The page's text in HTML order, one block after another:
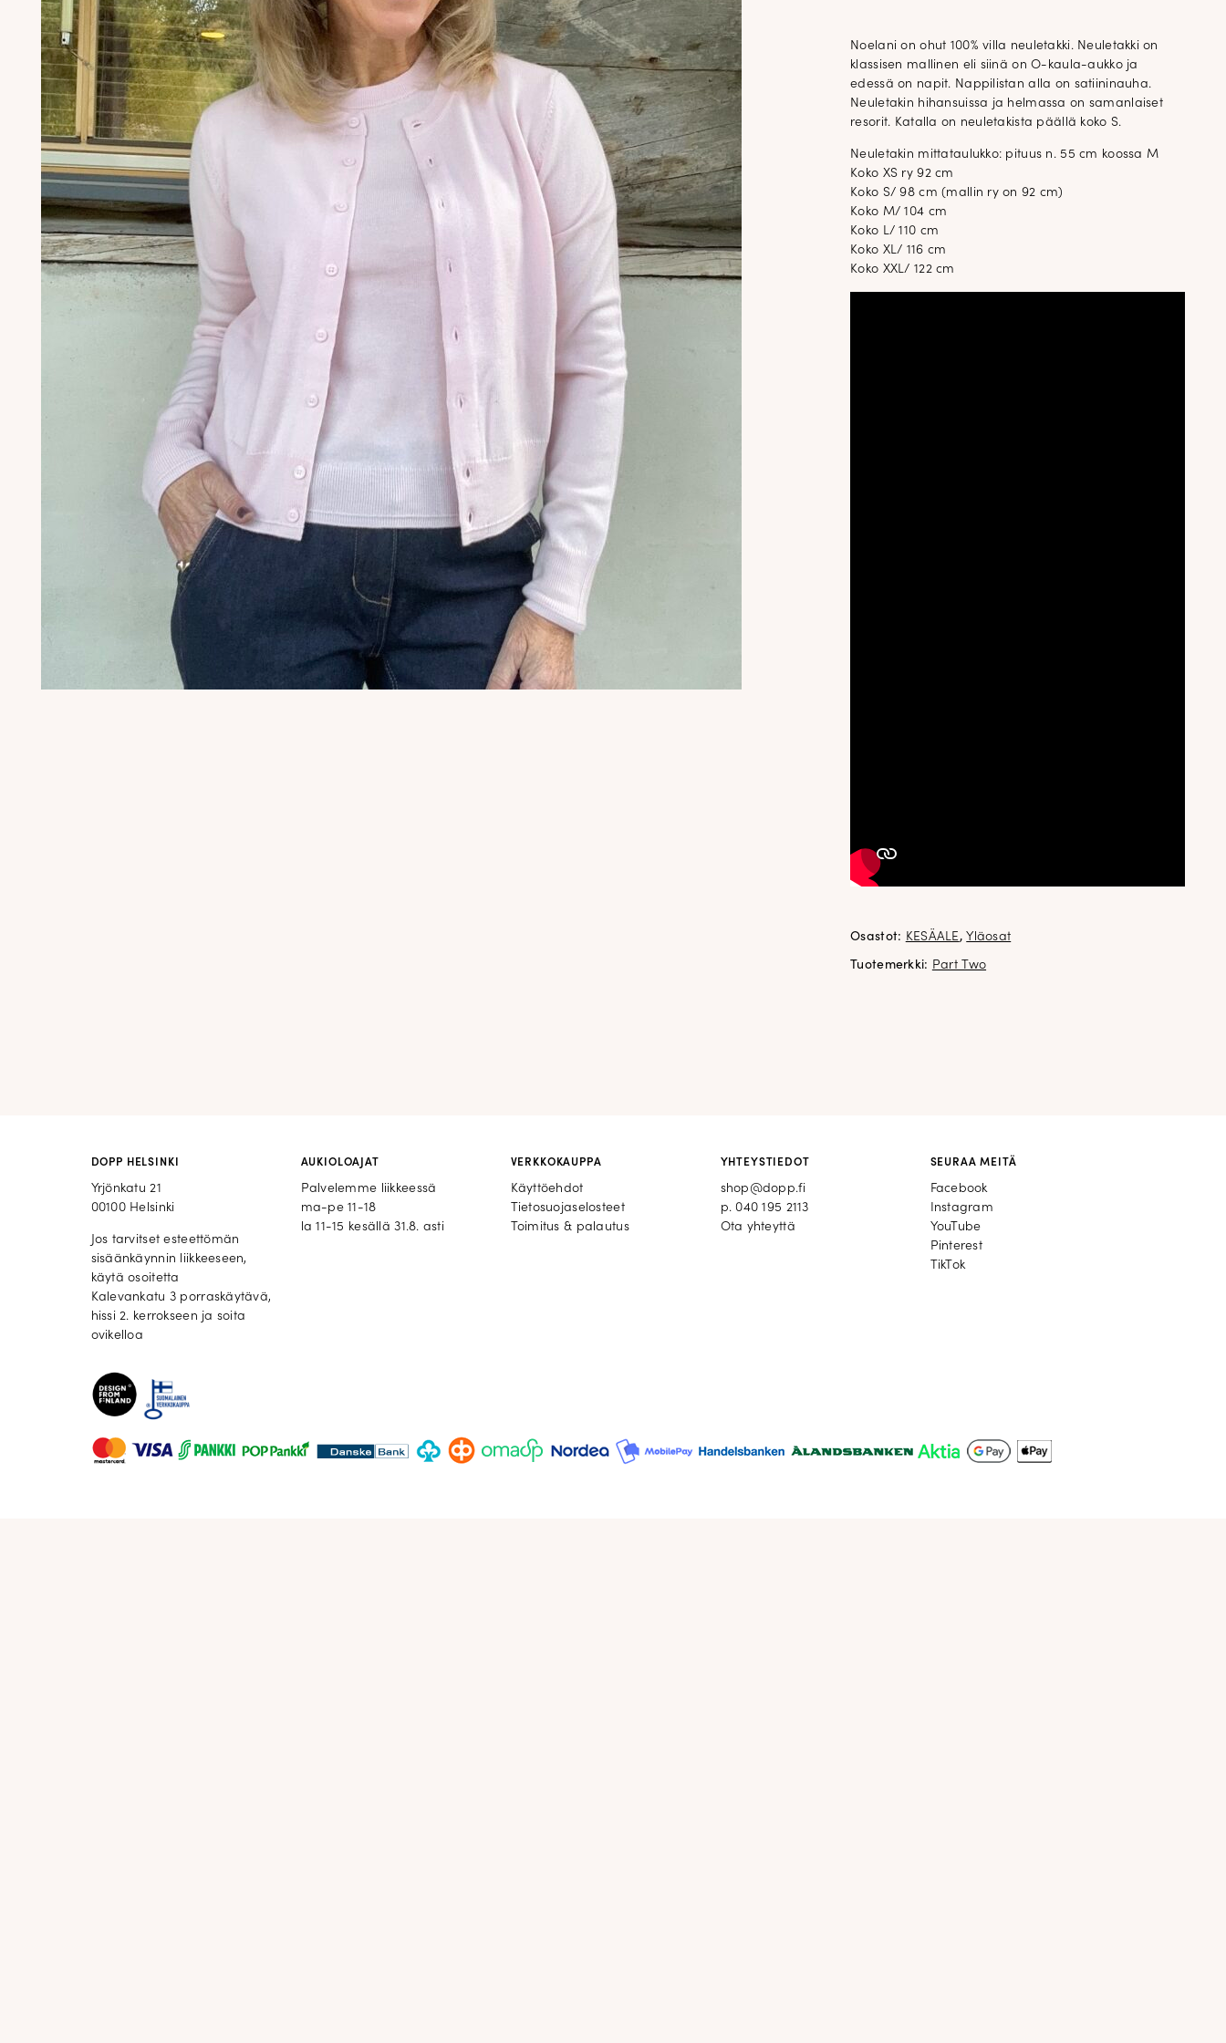
Noelani on ohut 100% villa neuletakki. Neuletakki on
klassisen mallinen eli siinä on O-kaula-aukko ja
edessä on napit. Nappilistan alla on satiininauha.
Neuletakin hihansuissa ja helmassa on samanlaiset
resorit. Katalla on neuletakista päällä koko S.
Neuletakin mittataulukko: pituus n. 55 cm koossa M
Koko XS ry 92 cm
Koko S/ 98 cm (mallin ry on 92 cm)
Koko M/ 104 cm
Koko L/ 110 cm
Koko XL/ 116 cm
Koko XXL/ 122 cm
Osastot: KESÄALE , Yläosat
Tuotemerkki: Part Two
DOPP HELSINKI
Yrjönkatu 21
00100 Helsinki
Jos tarvitset esteettömän
sisäänkäynnin liikkeeseen,
käytä osoitetta
Kalevankatu 3 porraskäytävä,
hissi 2. kerrokseen ja soita
ovikelloa
AUKIOLOAJAT
Palvelemme liikkeessä
ma-pe 11-18
la 11-15 kesällä 31.8. asti
VERKKOKAUPPA
Käyttöehdot
Tietosuojaselosteet
Toimitus & palautus
YHTEYSTIEDOT
shop@dopp.fi
p.040 195 2113
Ota yhteyttä
SEURAA MEITÄ
Facebook
Facebook
Instagram
Instagram
YouTube
YouTube
Pinterest
Pinterest
TikTok
TikTok